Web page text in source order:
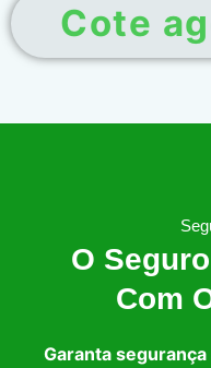
Cote
O
Com
Garanta